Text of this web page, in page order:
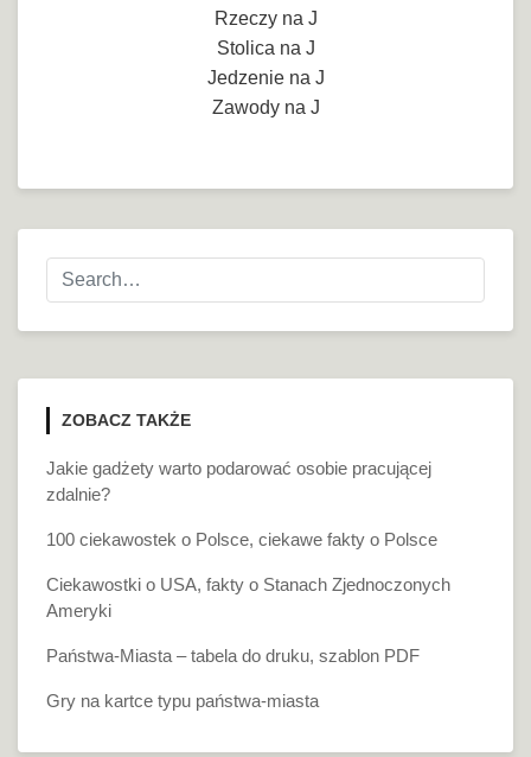
Rzeczy na J
Stolica na J
Jedzenie na J
Zawody na J
ZOBACZ TAKŻE
Jakie gadżety warto podarować osobie pracującej
zdalnie?
100 ciekawostek o Polsce, ciekawe fakty o Polsce
Ciekawostki o USA, fakty o Stanach Zjednoczonych
Ameryki
Państwa-Miasta – tabela do druku, szablon PDF
Gry na kartce typu państwa-miasta